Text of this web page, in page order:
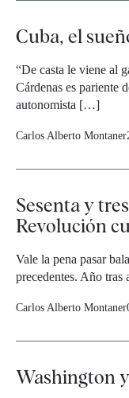
Cuba, el
“De casta le viene al
Cárdenas es pariente
autonomista […]
Carlos Alberto Montaner
Sesenta y
Revolución
Vale la pena pasar
precedentes. Año
Carlos Alberto Montaner
Washington